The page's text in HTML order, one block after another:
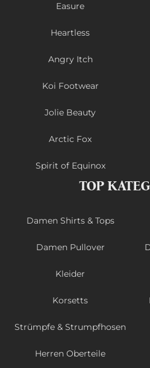
Easure
Heartless
Angry Itch
Koi Footwear
Jolie Beauty
Arctic Fox
Spirit of Equinox
TOP
Damen Shirts & Tops
Damen Pullover
Kleider
Korsetts
Strümpfe & Strumpfhosen
Herren Oberteile